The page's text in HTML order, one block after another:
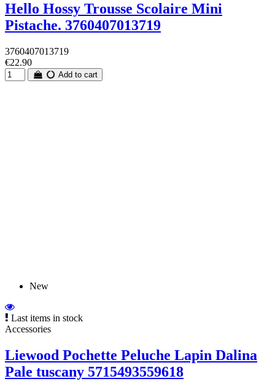
Hello Hossy Trousse Scolaire Mini
Pistache. 3760407013719
3760407013719
€22.90
Add to cart
New
Last items in stock
Accessories
Liewood Pochette Peluche Lapin Dalina
Pale tuscany 5715493559618